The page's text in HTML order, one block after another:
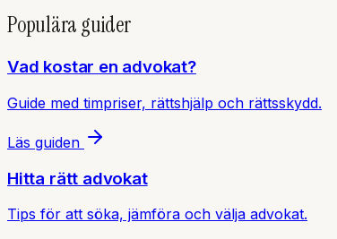
Populära guider
Vad kostar en advokat?
Guide med timpriser, rättshjälp och rättsskydd.
Läs guiden
Hitta rätt advokat
Tips för att söka, jämföra och välja advokat.